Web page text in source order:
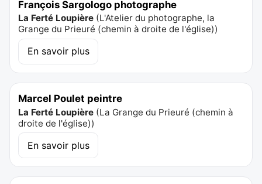
François Sargologo photographe
La Ferté Loupière (L'Atelier du photographe, la
Grange du Prieuré (chemin à droite de l'église))
En savoir plus
Marcel Poulet peintre
La Ferté Loupière (La Grange du Prieuré (chemin à
droite de l'église))
En savoir plus